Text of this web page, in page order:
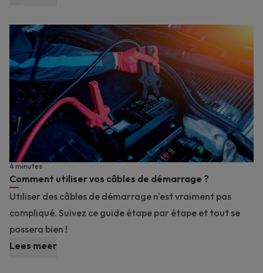
Comment utiliser vos câbles de démarrage ?
4 minutes
Utiliser des câbles de démarrage n'est vraiment pas
compliqué. Suivez ce guide étape par étape et tout se
passera bien !
Lees meer